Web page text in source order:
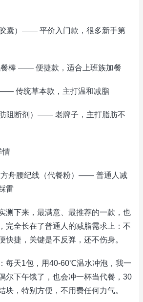
）—— 平价入门款，很多新手第
棒 —— 便捷款，适合上班族加餐
传统草本款，主打温和减脂
断剂）—— 老牌子，主打脂肪不
舟腰纪线（代餐粉）—— 普通人减
雷
下来，最满意、最推荐的一款，也
完全长在了普通人的减脂需求上：不
快捷，关键是不反弹，还不伤身。
天1包，用40-60℃温水冲泡，我一
尔下午饿了，也会冲一杯当代餐，30
块，特别方便，不用费任何力气。